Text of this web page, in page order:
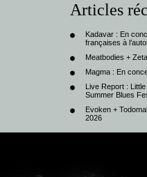
Articles
Kadavar : En
françaises à
Meatbodies +
Magma : En
Live Report :
Summer Blues
Evoken +
2026